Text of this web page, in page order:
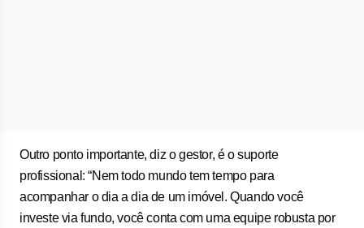
Outro ponto importante, diz o gestor, é o suporte
profissional: “Nem todo mundo tem tempo para
acompanhar o dia a dia de um imóvel. Quando você
investe via fundo, você conta com uma equipe robusta por